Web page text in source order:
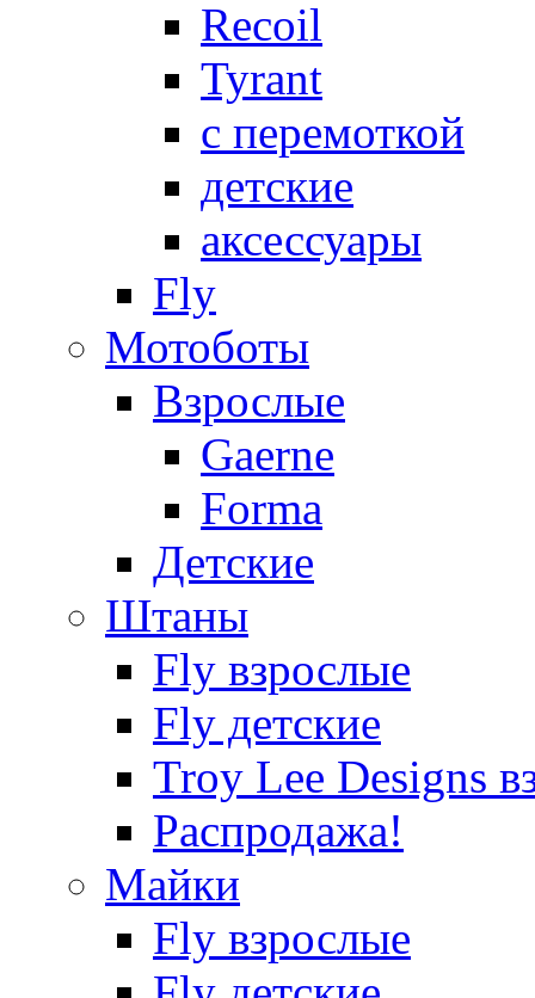
Recoil
Tyrant
с перемоткой
детские
аксессуары
Fly
Мотоботы
Взрослые
Gaerne
Forma
Детские
Штаны
Fly взрослые
Fly детские
Troy Lee Designs
Распродажа!
Майки
Fly взрослые